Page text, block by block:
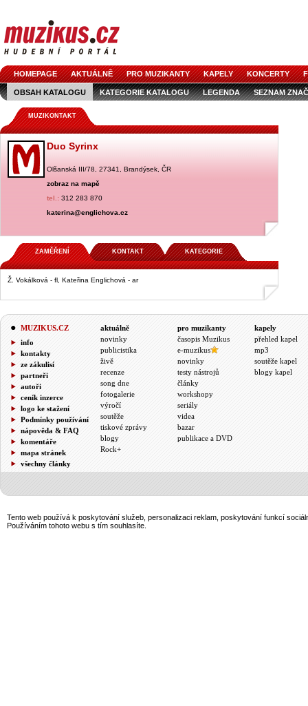
HOMEPAGE AKTUÁLNĚ PRO MUZIKANTY KAPELY KONCERTY
OBSAH KATALOGU KATEGORIE KATALOGU LEGENDA SEZNAM
MUZIKONTAKT
Duo Syrinx
Olšanská III/78, 27341, Brandýsek, ČR
zobraz na mapě
tel.: 312 283 870
katerina@englichova.cz
ZAMĚŘENÍ KONTAKT KATEGORIE
Ž. Vokálková - fl, Kateřina Englichová - ar
MUZIKUS.CZ
info
kontakty
ze zákulisí
partneři
autoři
ceník inzerce
logo ke stažení
Podmínky používání
nápověda & FAQ
komentáře
mapa stránek
všechny články
aktuálně
novinky
publicistika
živě
recenze
song dne
fotogalerie
výročí
soutěže
tiskové zprávy
blogy
Rock+
pro muzikanty
časopis Muzikus
e-muzikus
novinky
testy nástrojů
články
workshopy
seriály
videa
bazar
publikace a DVD
kapely
přehled kapel
mp3
soutěže kapel
blogy kapel
Tento web používá k poskytování služeb, personalizaci reklam, poskytování funkcí
Používáním tohoto webu s tím souhlasíte.